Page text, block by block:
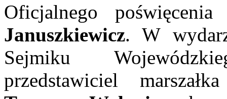
Oficjalnego
Januszkiewicz. W
Sejmiku
przedstawiciel